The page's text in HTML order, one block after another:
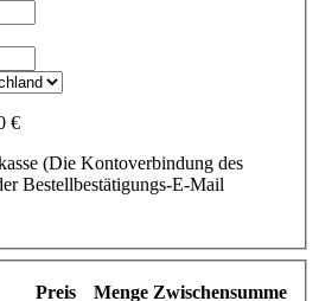
€
(Die Kontoverbindung des
Bestellbestätigungs-E-Mail
Preis Menge Zwischensumme